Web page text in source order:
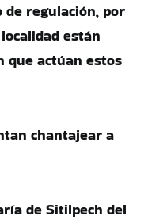
regulación, por
están
que actúan estos
de Sitilpech del